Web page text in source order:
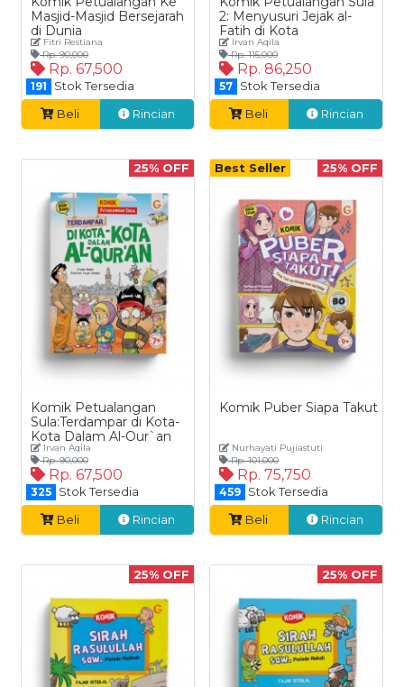
Masjid-Masjid Bersejarah
di Dunia
Fitri Restiana
Rp. 90,000
Rp. 67,500
191
Stok Tersedia
Beli
Rincian
2: Menyusuri Jejak al-
Fatih di Kota
Kemenangan
Irvan Aqila
Rp. 115,000
Rp. 86,250
57
Stok Tersedia
Beli
Rincian
25% OFF
Komik Petualangan
Sula:Terdampar di Kota-
Kota Dalam Al-Qur`an
Irvan Aqila
Rp. 90,000
Rp. 67,500
325
Stok Tersedia
Beli
Rincian
Best Seller 25% OFF
Komik Puber Siapa Takut
Nurhayati Pujiastuti
Rp. 101,000
Rp. 75,750
459
Stok Tersedia
Beli
Rincian
25% OFF 25% OFF